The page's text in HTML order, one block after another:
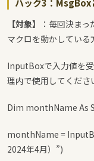
【対象】
：毎回決ま
マクロを動かしている
InputBoxで入力値を
理内で使用してくださ
Dim monthName As
monthName =
2024年4月）”)